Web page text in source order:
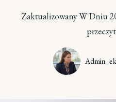
Zaktualizowany W Dniu